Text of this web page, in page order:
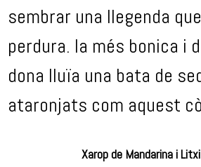
sembrar una llegenda
perdura. la més bonica i
dona lluïa una bata de
ataronjats com aquest
Xarop de Mandarina i